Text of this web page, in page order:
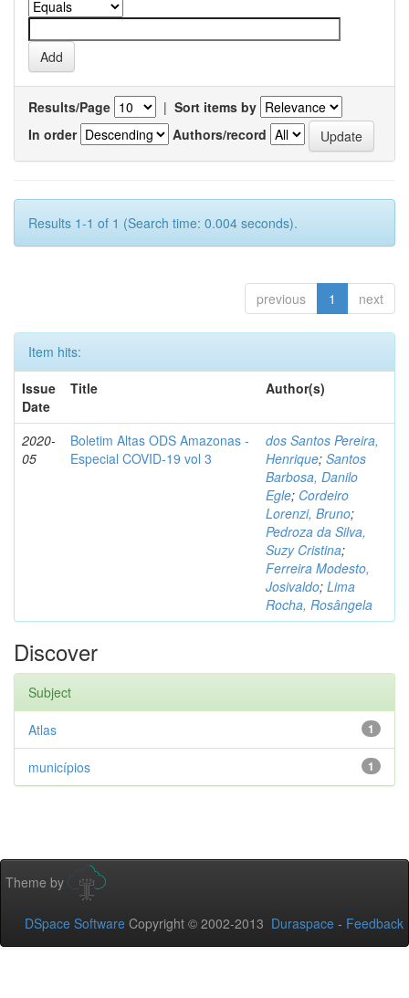
Results/Page | Sort items by
In order
Authors/record
Results 1-1 of 1 (Search time: 0.004 seconds).
previous 1 next
Item hits:
Issue
Date
Title Author(s)
2020-
05
Boletim Altas ODS Amazonas -
Especial COVID-19 vol 3
dos Santos Pereira,
Henrique; Santos
Barbosa, Danilo
Egle; Cordeiro
Lorenzi, Bruno;
Pedroza da Silva,
Suzy Cristina;
Ferreira Modesto,
Josivaldo; Lima
Rocha, Rosângela
Discover
Subject
1
Atlas
1
municípios
Theme by
DSpace Software Copyright © 2002-2013 Duraspace - Feedback